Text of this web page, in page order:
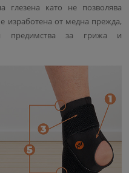
глезена като не позволява
изработена от медна прежда,
предимства за грижа и